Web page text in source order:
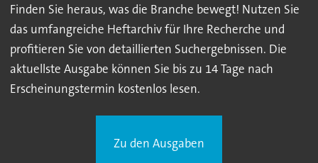
Finden Sie heraus, was die Branche bewegt! Nutzen Sie
das umfangreiche Heftarchiv für Ihre Recherche und
profitieren Sie von detaillierten Suchergebnissen. Die
aktuellste Ausgabe können Sie bis zu 14 Tage nach
Erscheinungstermin kostenlos lesen.
Zu den Ausgaben